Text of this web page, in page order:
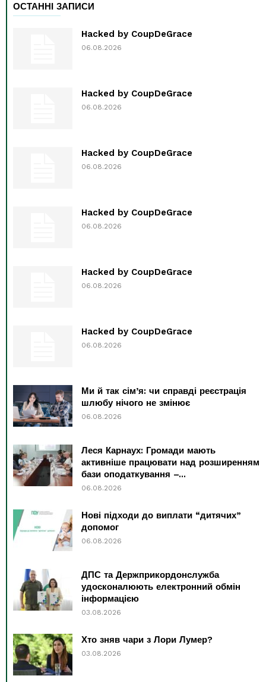
ОСТАННІ ЗАПИСИ
Hacked by CoupDeGrace
06.08.2026
Hacked by CoupDeGrace
06.08.2026
Hacked by CoupDeGrace
06.08.2026
Hacked by CoupDeGrace
06.08.2026
Hacked by CoupDeGrace
06.08.2026
Hacked by CoupDeGrace
06.08.2026
Ми й так сім’я: чи справді реєстрація
шлюбу нічого не змінює
06.08.2026
Леся Карнаух: Громади мають
активніше працювати над розширенням
бази оподаткування –...
06.08.2026
Нові підходи до виплати “дитячих”
допомог
06.08.2026
ДПС та Держприкордонслужба
удосконалюють електронний обмін
інформацією
03.08.2026
Хто зняв чари з Лори Лумер?
03.08.2026